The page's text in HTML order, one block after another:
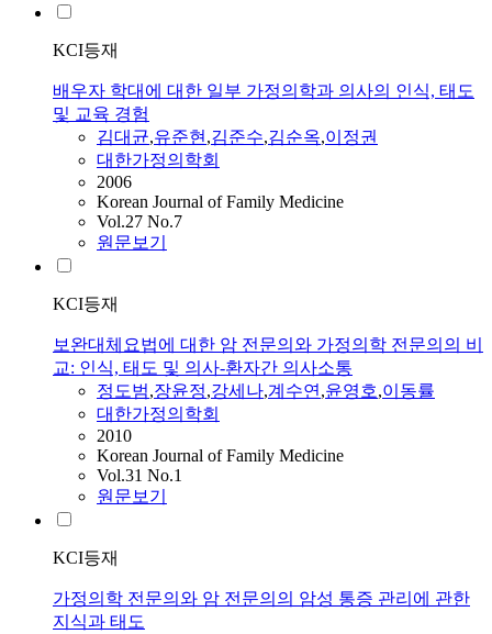
KCI등재
배우자 학대에 대한 일부 가정의학과 의사의 인식, 태도
및 교육 경험
김대균,유준현,김준수,김순옥,이정권
대한가정의학회
2006
Korean Journal of Family Medicine
Vol.27 No.7
원문보기
KCI등재
보완대체요법에 대한 암 전문의와 가정의학 전문의의 비
교: 인식, 태도 및 의사-환자간 의사소통
정도범,장윤정,강세나,계수연,윤영호,이동률
대한가정의학회
2010
Korean Journal of Family Medicine
Vol.31 No.1
원문보기
KCI등재
가정의학 전문의와 암 전문의의 암성 통증 관리에 관한
지식과 태도